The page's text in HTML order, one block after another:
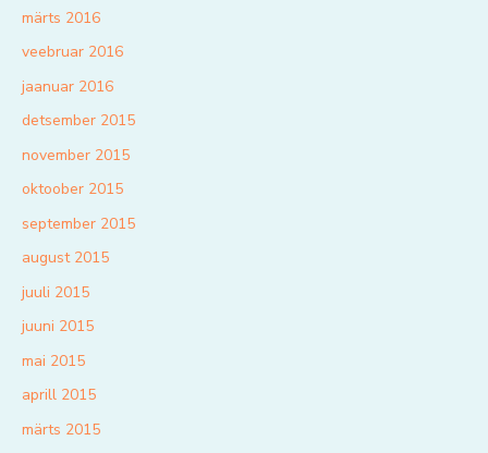
märts 2016
veebruar 2016
jaanuar 2016
detsember 2015
november 2015
oktoober 2015
september 2015
august 2015
juuli 2015
juuni 2015
mai 2015
aprill 2015
märts 2015